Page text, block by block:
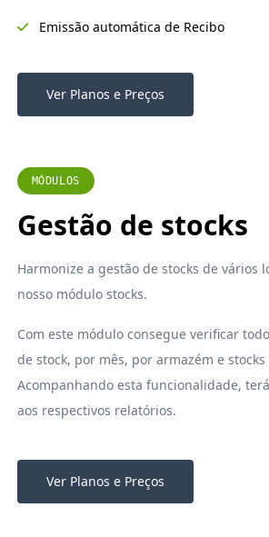
Emissão automática de Recibo
Ver Planos e Preços
MÓDULOS
Gestão de stocks
Harmonize a gestão de stocks de vários
nosso módulo stocks.
Com este módulo consegue verificar
de stock, por mês, por armazém e
Acompanhando esta funcionalidade,
aos respectivos relatórios.
Ver Planos e Preços